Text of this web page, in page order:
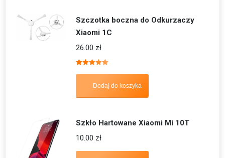
Szczotka boczna do Odkurzaczy
Xiaomi 1C
26.00 zł
5.00
Dodaj do koszyka
Szkło Hartowane Xiaomi Mi 10T
10.00 zł